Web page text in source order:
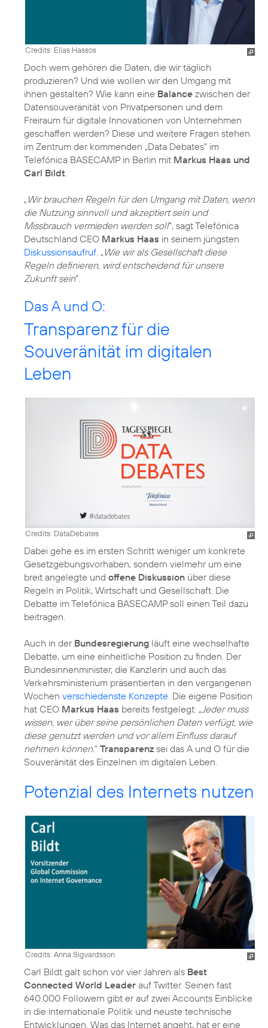
Credits: Elias Hassos
Doch wem gehören die Daten, die wir täglich
produzieren? Und wie wollen wir den Umgang mit
ihnen gestalten? Wie kann eine Balance zwischen der
Datensouveränität von Privatpersonen und dem
Freiraum für digitale Innovationen von Unternehmen
geschaffen werden? Diese und weitere Fragen stehen
im Zentrum der kommenden „Data Debates“ im
Telefónica BASECAMP in Berlin mit Markus Haas und
Carl Bildt.
„ Wir brauchen Regeln für den Umgang mit Daten, wenn
die Nutzung sinnvoll und akzeptiert sein und
Missbrauch vermieden werden soll”, sagt Telefónica
Deutschland CEO Markus Haas in seinem jüngsten
Diskussionsaufruf. „ Wie wir als Gesellschaft diese
Regeln definieren, wird entscheidend für unsere
Zukunft sein“.
Das A und O:
Transparenz für die
Souveränität im digitalen
Leben
Credits: DataDebates
Dabei gehe es im ersten Schritt weniger um konkrete
Gesetzgebungsvorhaben, sondern vielmehr um eine
breit angelegte und offene Diskussion über diese
Regeln in Politik, Wirtschaft und Gesellschaft. Die
Debatte im Telefónica BASECAMP soll einen Teil dazu
beitragen.
Auch in der Bundesregierung läuft eine wechselhafte
Debatte, um eine einheitliche Position zu finden. Der
Bundesinnenminister, die Kanzlerin und auch das
Verkehrsministerium präsentierten in den vergangenen
Wochen verschiedenste Konzepte . Die eigene Position
hat CEO Markus Haas bereits festgelegt: „ Jeder muss
wissen, wer über seine persönlichen Daten verfügt, wie
diese genutzt werden und vor allem Einfluss darauf
nehmen können.” Transparenz sei das A und O für die
Souveränität des Einzelnen im digitalen Leben.
Potenzial des Internets nutzen
Credits: Anna Sigvardsson
Carl Bildt galt schon vor vier Jahren als Best
Connected World Leader auf Twitter. Seinen fast
640.000 Followern gibt er auf zwei Accounts Einblicke
in die internationale Politik und neuste technische
Entwicklungen. Was das Internet angeht, hat er eine